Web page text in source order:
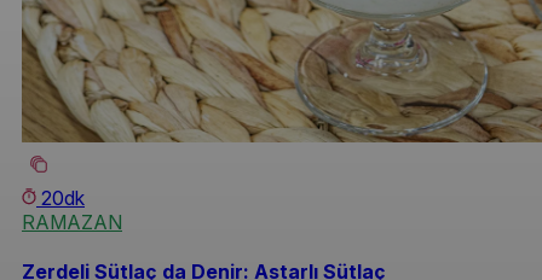
20dk
RAMAZAN
Zerdeli Sütlaç da Denir: Astarlı Sütlaç